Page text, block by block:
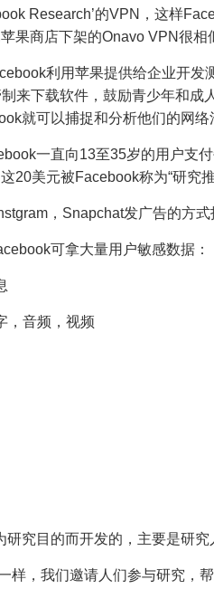
Research’的VPN，这样
果商店下架的Onavo VPN很相
利用苹果提供给企业开发
来下载软件，鼓励青少年和
就可以捕捉和分析他们的网络
一直向13至35岁的用户支
20美元被Facebook称为“研究推
，Snapchat发广告的方
可拿大量用户敏感数据：
，音频，视频
究目的而开发的，主要是研究
样，我们邀请人们参与研究，